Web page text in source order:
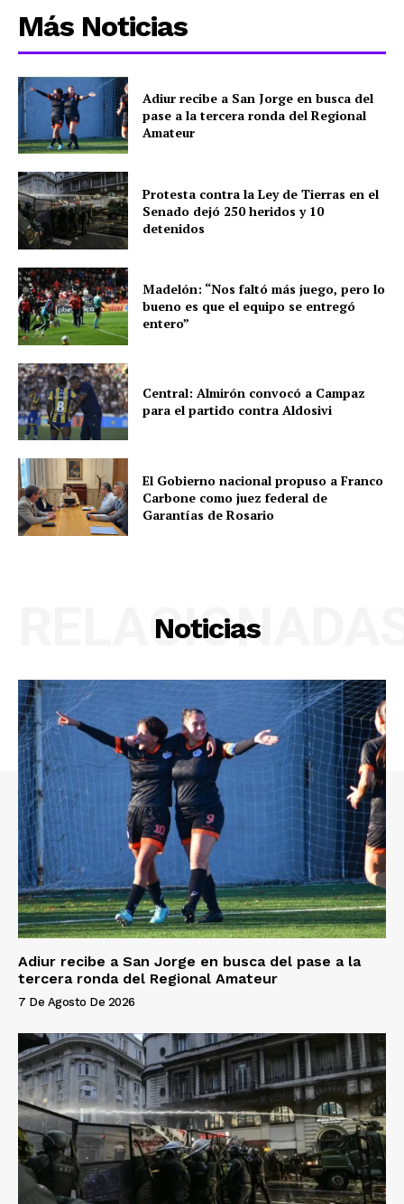
Más Noticias
Adiur recibe a San Jorge en busca del
pase a la tercera ronda del Regional
Amateur
Protesta contra la Ley de Tierras en el
Senado dejó 250 heridos y 10
detenidos
Madelón: “Nos faltó más juego, pero lo
bueno es que el equipo se entregó
entero”
Central: Almirón convocó a Campaz
para el partido contra Aldosivi
El Gobierno nacional propuso a Franco
Carbone como juez federal de
Garantías de Rosario
Noticias
Adiur recibe a San Jorge en busca del pase a la
tercera ronda del Regional Amateur
7 De Agosto De 2026